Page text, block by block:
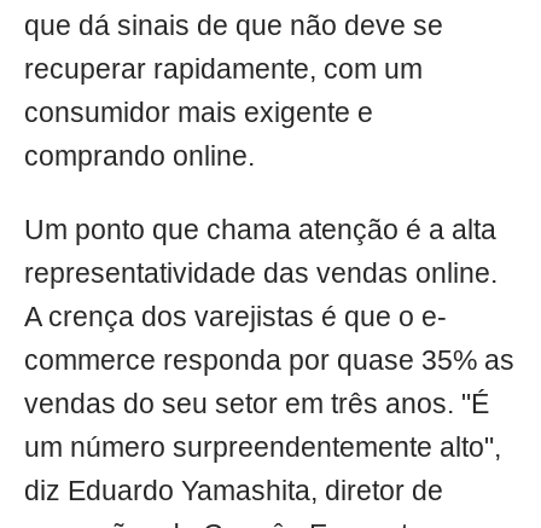
que dá sinais de que não deve se
recuperar rapidamente, com um
consumidor mais exigente e
comprando online.
Um ponto que chama atenção é a alta
representatividade das vendas online.
A crença dos varejistas é que o e-
commerce responda por quase 35% as
vendas do seu setor em três anos. "É
um número surpreendentemente alto",
diz Eduardo Yamashita, diretor de